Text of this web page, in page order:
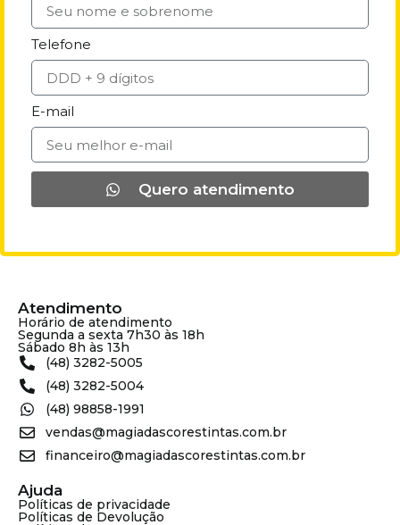
Telefone
E-mail
Quero atendimento
Atendimento
Horário de atendimento
Segunda a sexta 7h30 às 18h
Sábado 8h às 13h
(48) 3282-5005
(48) 3282-5004
(48) 98858-1991
vendas@magiadascorestintas.com.br
financeiro@magiadascorestintas.com.br
Ajuda
Políticas de privacidade
Políticas de Devolução